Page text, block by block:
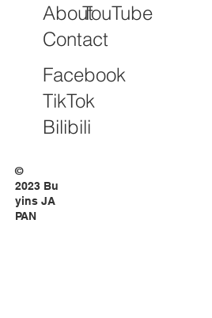
About
Contact
Facebook
TikTok
Bilibili
TouTube
©
2023 Bu
yins JA
PAN